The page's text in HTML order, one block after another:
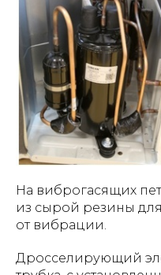
На виброгасящих
из сырой резины
от вибрации.
Дросселирующий